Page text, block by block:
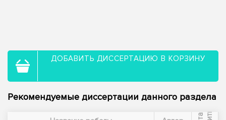
ДОБАВИТЬ ДИССЕРТАЦИЮ В КОРЗИНУ
Рекомендуемые диссертации данного раздела